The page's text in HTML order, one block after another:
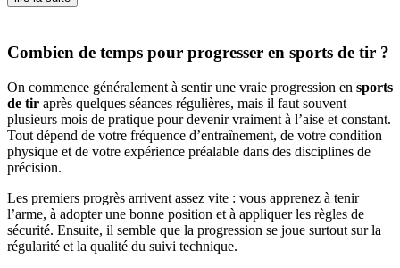
Combien de temps pour progresser en sports de tir ?
On commence généralement à sentir une vraie progression en sports
de tir après quelques séances régulières, mais il faut souvent
plusieurs mois de pratique pour devenir vraiment à l’aise et constant.
Tout dépend de votre fréquence d’entraînement, de votre condition
physique et de votre expérience préalable dans des disciplines de
précision.
Les premiers progrès arrivent assez vite : vous apprenez à tenir
l’arme, à adopter une bonne position et à appliquer les règles de
sécurité. Ensuite, il semble que la progression se joue surtout sur la
régularité et la qualité du suivi technique.